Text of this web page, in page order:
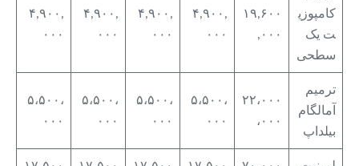
کامپوزی
ت یک
سطحی
۱۹,۶۰۰
,۰۰۰
۴,۹۰۰,
۰۰۰
۴,۹۰۰,
۰۰۰
۴,۹۰۰,
۰۰۰
۴,۹۰۰,
۰۰۰
ترمیم
آمالگام
بیلداپ
۲۲،۰۰۰
،۰۰۰
۵،۵۰۰،
۰۰۰
۵،۵۰۰،
۰۰۰
۵،۵۰۰،
۰۰۰
۵،۵۰۰،
۰۰۰